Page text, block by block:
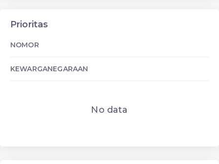
Prioritas
NOMOR
KEWARGANEGARAAN
No data